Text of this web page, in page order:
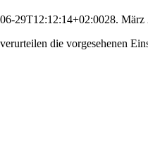
29T12:12:14+02:0028. März
die vorgesehenen